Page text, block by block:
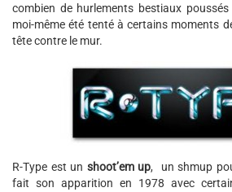
combien de hurlements bestiaux
moi-même été tenté à certains moments
tête contre le mur.
R-Type est un shoot’em up, un shmup
fait son apparition en 1978 avec